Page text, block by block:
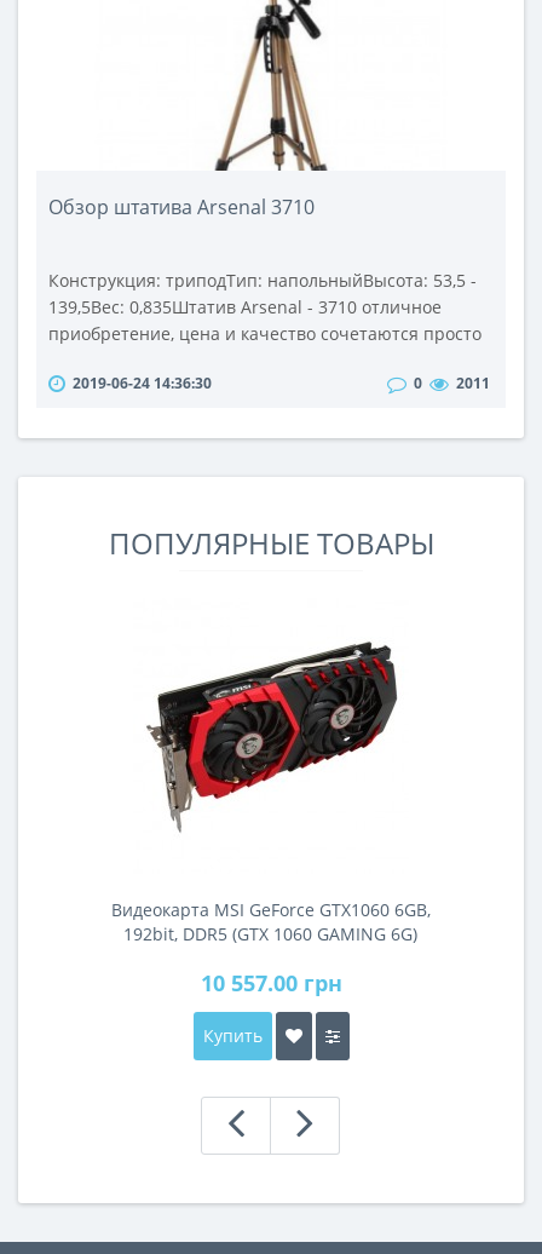
вплив на якість фотографічних в..
Обзор штатива Arsenal 3710
Конструкция: триподТип: напольныйВысота: 53,5 -
139,5Вес: 0,835Штатив Arsenal - 3710 отличное
приобретение, цена и качество сочетаются просто
на все 100%.Легкость в исполнении и надежность,
достаточно высокий и крышка отлично плавает по
2019-06-24 14:36:30 0 2011
ПОПУЛЯРНЫЕ ТОВАРЫ
Видеокарта MSI GeForce GTX1060 6GB,
192bit, DDR5 (GTX 1060 GAMING 6G)
10 557.00 грн
Купить